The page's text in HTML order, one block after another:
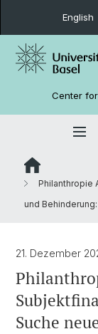
English
Center
Philanthropie
und
21. Dezember
Suche